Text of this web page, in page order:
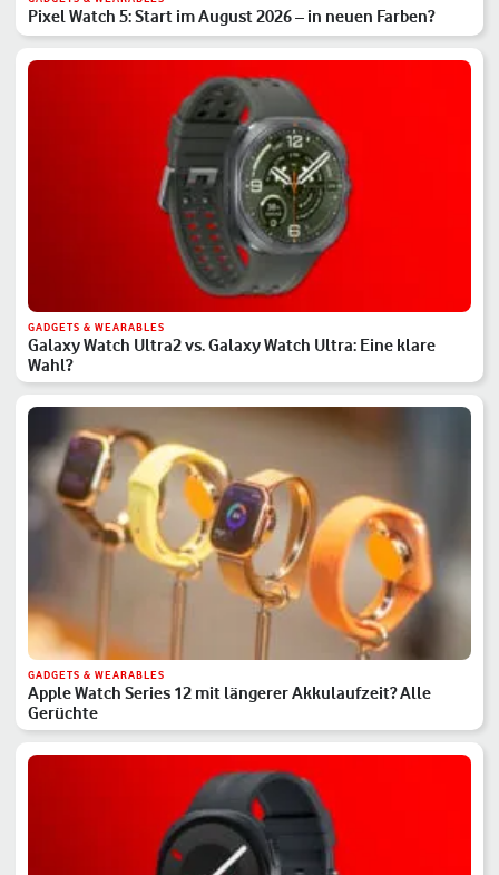
Pixel Watch 5: Start im August 2026 – in neuen Farben?
GADGETS & WEARABLES
Galaxy Watch Ultra2 vs. Galaxy Watch Ultra: Eine klare
Wahl?
GADGETS & WEARABLES
Apple Watch Series 12 mit längerer Akkulaufzeit? Alle
Gerüchte